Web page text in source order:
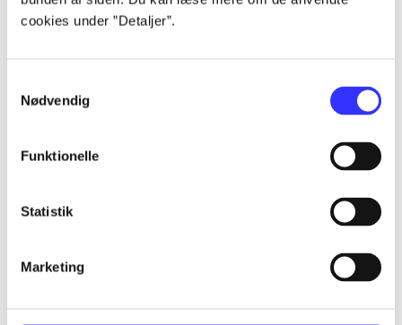
cookies under ”Detaljer”.
Nødvendig
Funktionelle
Statistik
Marketing
Alle registrerede artikler fordelt på udgivelser